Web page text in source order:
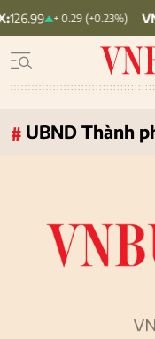
+ 0.29 (+0.23%) VN30:
# UBND Thành